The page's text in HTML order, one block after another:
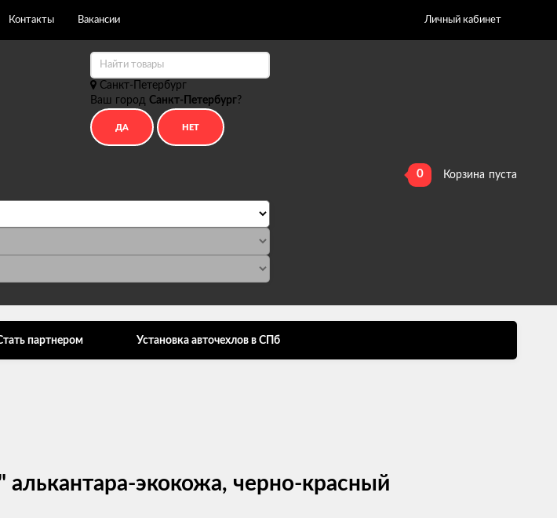
Контакты Вакансии Личный кабинет
Санкт-Петербург
Ваш город Санкт-Петербург?
0 Корзина пуста
партнером Установка авточехлов в СПб
экокожа, черно-красный